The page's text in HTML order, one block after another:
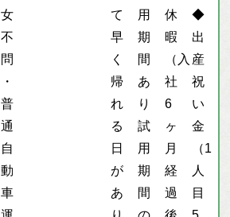
女
不
問
・
普
通
自
動
車
て
早
く
帰
れ
る
日
が
あ
用
期
間
あ
り
試
用
期
間
休
暇
（入
社
6
ヶ
月
経
過
◆
出
産
祝
い
金
（1
人
目